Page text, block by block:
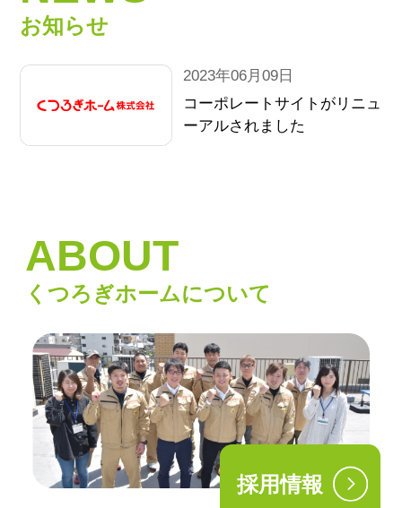
お知らせ
2023年06月09日
コーポレートサイトがリニュ
ーアルされました
ABOUT
くつろぎホームについて
採用情報